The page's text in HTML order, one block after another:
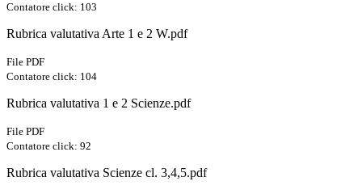
Contatore click: 103
Rubrica valutativa Arte 1 e 2 W.pdf
File PDF
Contatore click: 104
Rubrica valutativa 1 e 2 Scienze.pdf
File PDF
Contatore click: 92
Rubrica valutativa Scienze cl. 3,4,5.pdf